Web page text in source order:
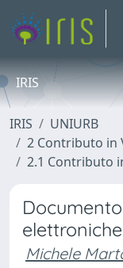
IRIS
IRIS
UNIURB
2 Contributo in
2.1 Contributo
elettroniche
Michele